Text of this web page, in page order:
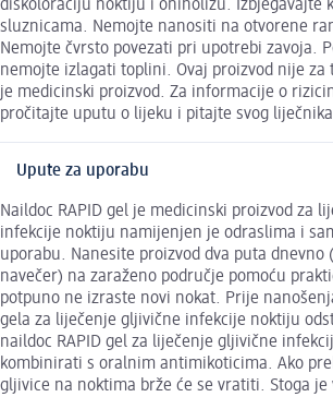
diskoloraciju noktiju i oniholizu. Izbjegavajte
sluznicama. Nemojte nanositi na otvorene
Nemojte čvrsto povezati pri upotrebi zavoja.
nemojte izlagati toplini. Ovaj proizvod nije za
je medicinski proizvod. Za informacije o
pročitajte uputu o lijeku i pitajte svog
Upute za uporabu
Naildoc RAPID gel je medicinski proizvod za
infekcije noktiju namijenjen je odraslima i
uporabu. Nanesite proizvod dva puta
navečer) na zaraženo područje pomoću
potpuno ne izraste novi nokat. Prije
gela za liječenje gljivične infekcije noktiju
naildoc RAPID gel za liječenje gljivične
kombinirati s oralnim antimikoticima. Ako
gljivice na noktima brže će se vratiti. Stoga je